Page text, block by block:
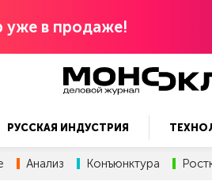
уже в продаже!
РУССКАЯ ИНДУСТРИЯ
Анализ Конъюнктура